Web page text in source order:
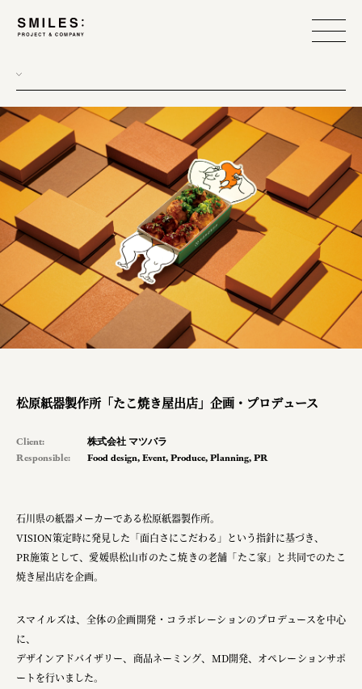
松原紙器製作所「たこ焼き屋出店」企画・プロデュース
Client:
株式会社 マツバラ
Responsible:
Food design,Event,Produce,Planning,PR
石川県の紙器メーカーである松原紙器製作所。
VISION策定時に発見した「面白さにこだわる」という指針に基づき、
PR施策として、愛媛県松山市のたこ焼きの老舗「たこ家」 と共同でのたこ
焼き屋出店を企画。
スマイルズは、全体の企画開発・コラボレーションのプロデュースを中心
に、
デザインアドバイザリー、商品ネーミング、MD開発、オペレーションサポ
ートを行いました。